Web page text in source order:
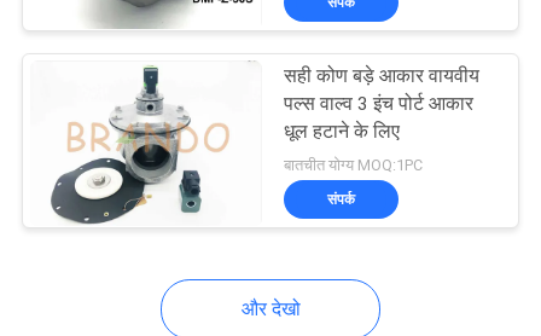
वायवीय नली फिटिंगसही कोण बड़े आकार वायवीय
पल्स वाल्व 3 इंच पोर्ट आकार
धूल हटाने के लिए
बातचीत योग्य MOQ:1PC
संपर्क
और देखो